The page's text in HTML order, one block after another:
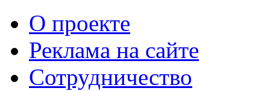
О проекте
Реклама на сайте
Сотрудничество